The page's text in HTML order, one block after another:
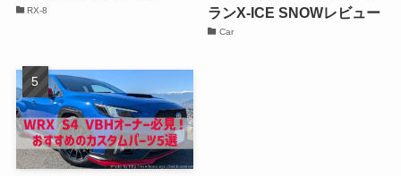
RX-8
ランX-ICE SNOWレビュー
Car